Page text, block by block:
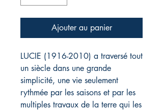
Ajouter au panier
LUCIE (1916-2010) a traversé tout
un siècle dans une grande
simplicité, une vie seulement
rythmée par les saisons et par les
multiples travaux de la terre qui les